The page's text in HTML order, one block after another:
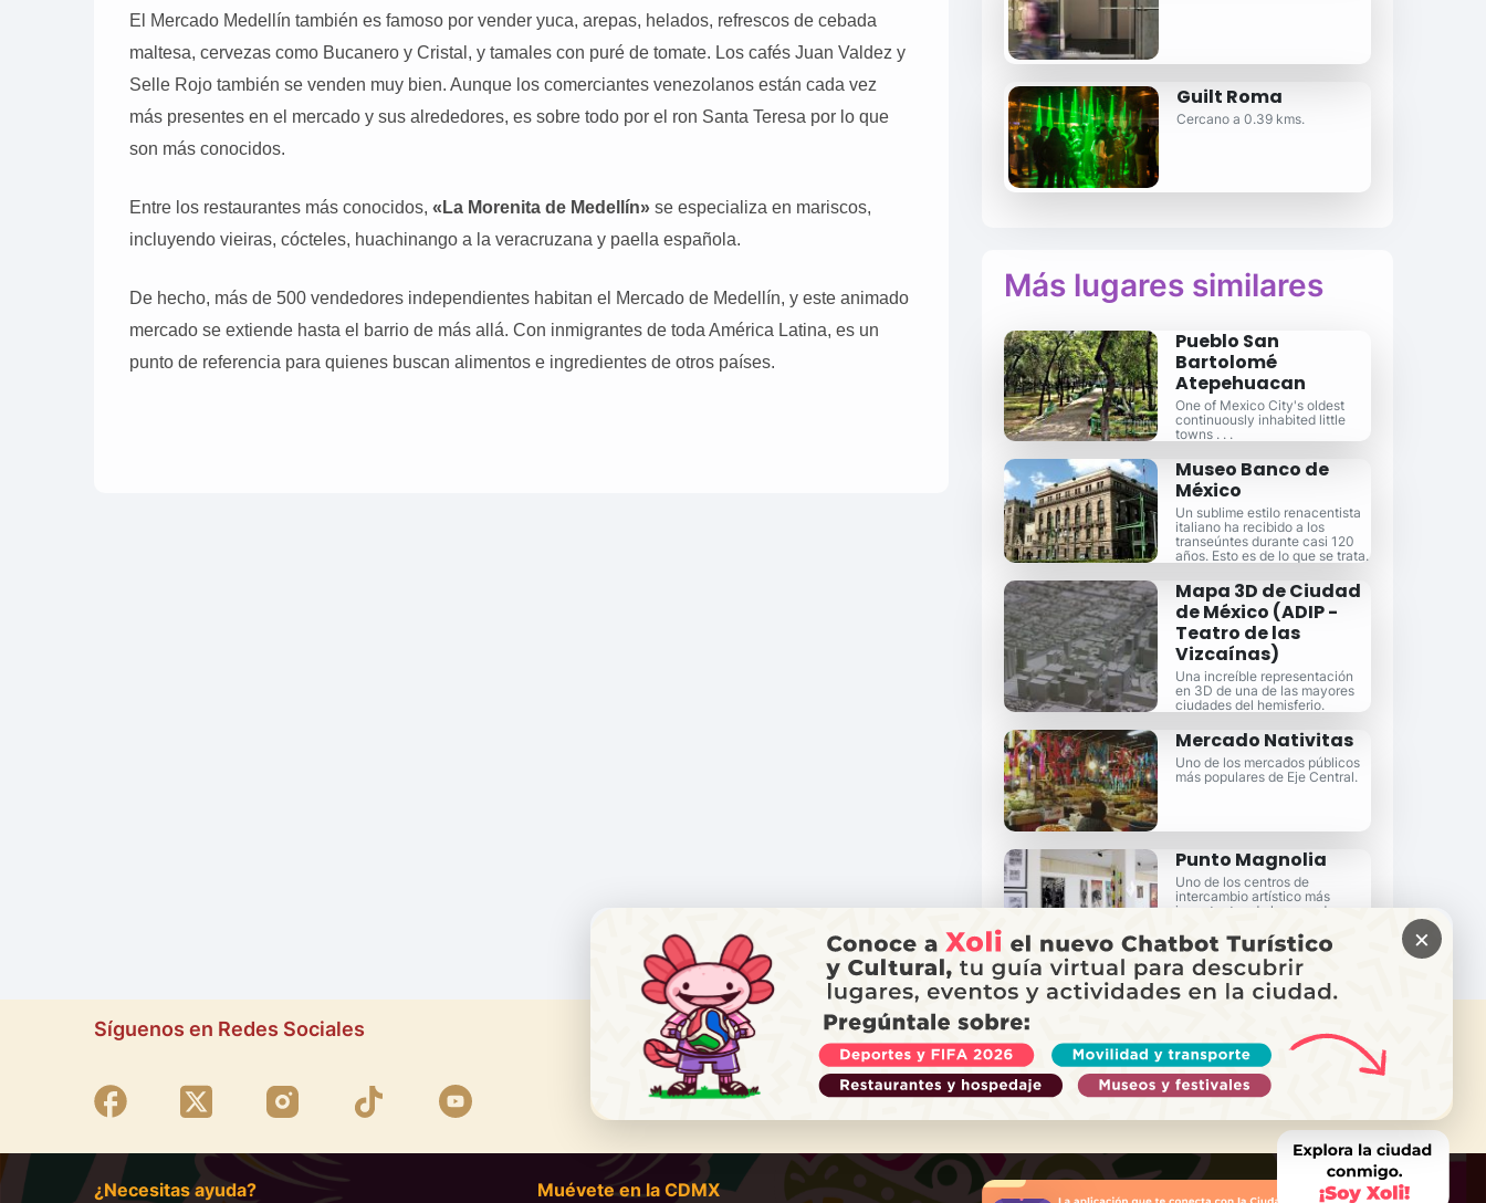
El Mercado Medellín también es famoso por vender yuca, arepas, helados, refrescos de cebada
maltesa, cervezas como Bucanero y Cristal, y tamales con puré de tomate. Los cafés Juan Valdez y
Selle Rojo también se venden muy bien. Aunque los comerciantes venezolanos están cada vez
más presentes en el mercado y sus alrededores, es sobre todo por el ron Santa Teresa por lo que
son más conocidos.
Entre los restaurantes más conocidos, «La Morenita de Medellín»se especializa en mariscos,
incluyendo vieiras, cócteles, huachinango a la veracruzana y paella española.
De hecho, más de 500 vendedores independientes habitan el Mercado de Medellín, y este animado
mercado se extiende hasta el barrio de más allá. Con inmigrantes de toda América Latina, es un
punto de referencia para quienes buscan alimentos e ingredientes de otros países.
Guilt Roma
Cercano a 0.39 kms.
Más lugares similares
Pueblo San
Bartolomé
Atepehuacan
One of Mexico City's oldest
continuously inhabited little
towns . . .
Museo Banco de
México
Un sublime estilo renacentista
italiano ha recibido a los
transeúntes durante casi 120
años. Esto es de lo que se trata.
Mapa 3D de Ciudad
de México (ADIP -
Teatro de las
Vizcaínas)
Una increíble representación
en 3D de una de las mayores
ciudades del hemisferio.
Mercado Nativitas
Uno de los mercados públicos
más populares de Eje Central.
Punto Magnolia
Uno de los centros de
intercambio artístico más
importantes de la zona de
Síguenos en Redes Sociales
¿NECESITAS AYUDA?
Llama a Locatel
¿Necesitas ayuda? Muévete en la CDMX
×